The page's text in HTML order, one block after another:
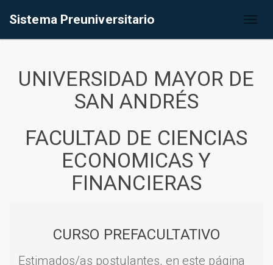
Sistema Preuniversitario
UNIVERSIDAD MAYOR DE
SAN ANDRÉS
FACULTAD DE CIENCIAS
ECONOMICAS Y
FINANCIERAS
CURSO PREFACULTATIVO
Estimados/as postulantes, en este página